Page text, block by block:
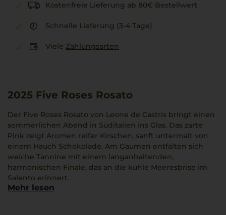
Kostenfreie Lieferung ab 80€ Bestellwert
Schnelle Lieferung (3-4 Tage)
Viele Zahlungsarten
2025 Five Roses Rosato
Der Five Roses Rosato von Leone de Castris bringt einen
sommerlichen Abend in Süditalien ins Glas. Das zarte
Pink zeigt Aromen reifer Kirschen, sanft untermalt von
einem Hauch Schokolade. Am Gaumen entfalten sich
weiche Tannine mit einem langanhaltenden,
harmonischen Finale, das an die kühle Meeresbrise im
Salento erinnert.
Dieser Rosé verkörpert die Essenz der Region Salento
Mehr lesen